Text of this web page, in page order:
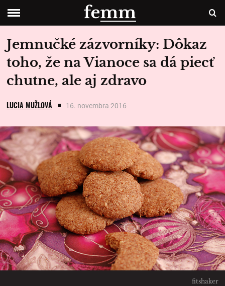
Jemnučké zázvorníky: Dôkaz
toho, že na Vianoce sa dá piecť
chutne, ale aj zdravo
LUCIA MUŽLOVÁ 16. novembra 2016
fitshaker